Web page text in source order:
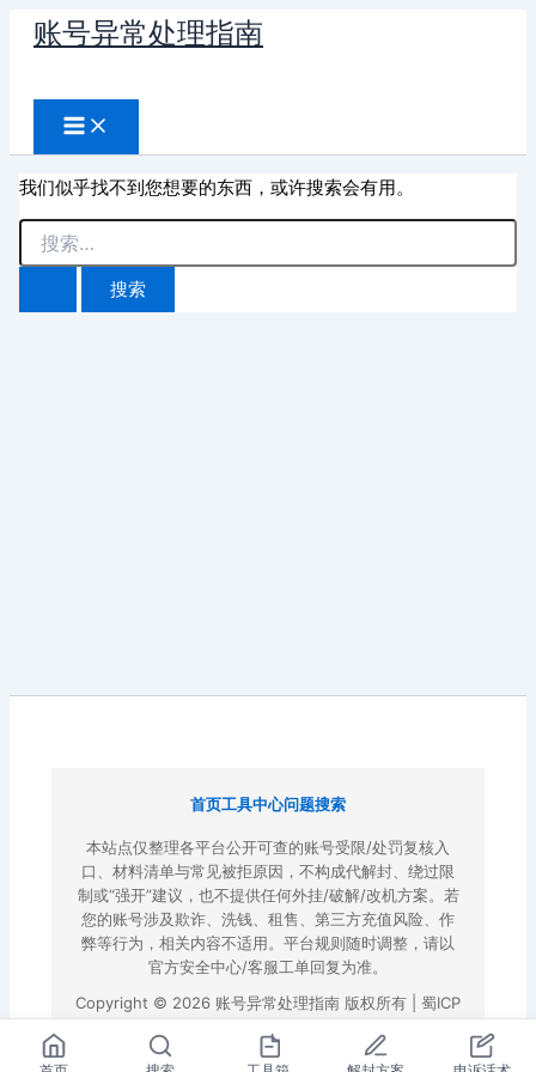
账号异常处理指南
索
我们似乎找不到您想要的东西，或许搜索会有用。
搜
索：
首页工具中心问题搜索
本站点仅整理各平台公开可查的账号受限/处罚复核入
口、材料清单与常见被拒原因，不构成代解封、绕过限
制或“强开”建议，也不提供任何外挂/破解/改机方案。若
您的账号涉及欺诈、洗钱、租售、第三方充值风险、作
弊等行为，相关内容不适用。平台规则随时调整，请以
官方安全中心/客服工单回复为准。
Copyright © 2026 账号异常处理指南 版权所有 | 蜀ICP